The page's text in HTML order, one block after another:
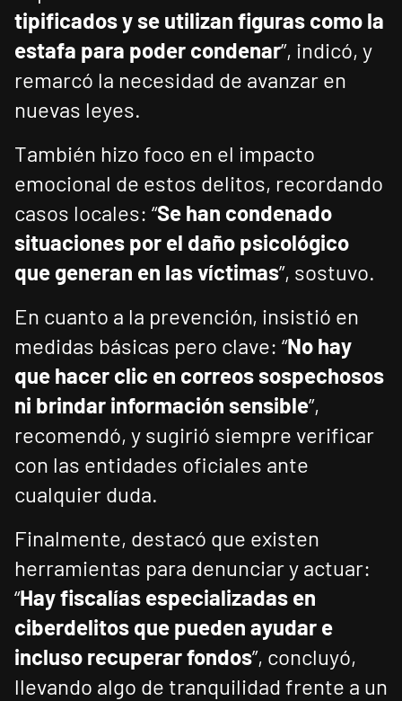
tipificados y se utilizan figuras como la
estafa para poder condenar”, indicó, y
remarcó la necesidad de avanzar en
nuevas leyes.
También hizo foco en el impacto
emocional de estos delitos, recordando
casos locales: “Se han condenado
situaciones por el daño psicológico
que generan en las víctimas”, sostuvo.
En cuanto a la prevención, insistió en
medidas básicas pero clave: “No hay
que hacer clic en correos sospechosos
ni brindar información sensible”,
recomendó, y sugirió siempre verificar
con las entidades oficiales ante
cualquier duda.
Finalmente, destacó que existen
herramientas para denunciar y actuar:
“Hay fiscalías especializadas en
ciberdelitos que pueden ayudar e
incluso recuperar fondos”, concluyó,
llevando algo de tranquilidad frente a un